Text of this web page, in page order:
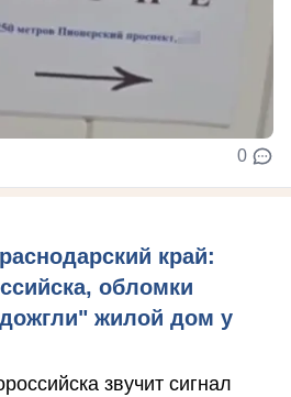
0
край:
обломки
жилой дом у
звучит сигнал